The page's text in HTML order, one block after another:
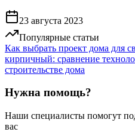
23 августа 2023
Популярные статьи
Как выбрать проект дома для
кирпичный: сравнение
строительстве дома
Нужна помощь?
Наши специалисты помогут
вас